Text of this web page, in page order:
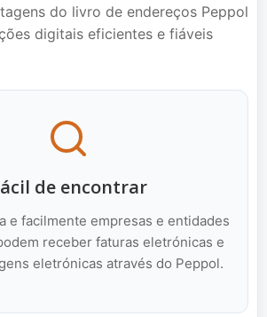
do livro de endereços Peppol
digitais eficientes e fiáveis
de encontrar
e facilmente empresas e entidades
receber faturas eletrónicas e
eletrónicas através do Peppol.